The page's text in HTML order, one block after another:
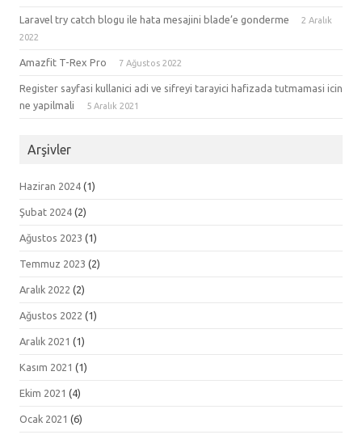
Laravel try catch blogu ile hata mesajini blade’e gonderme
2 Aralık
2022
Amazfit T-Rex Pro 7 Ağustos 2022
Register sayfasi kullanici adi ve sifreyi tarayici hafizada tutmamasi icin
ne yapilmali
5 Aralık 2021
Arşivler
Haziran 2024 (1)
Şubat 2024 (2)
Ağustos 2023 (1)
Temmuz 2023 (2)
Aralık 2022 (2)
Ağustos 2022 (1)
Aralık 2021 (1)
Kasım 2021 (1)
Ekim 2021 (4)
Ocak 2021 (6)